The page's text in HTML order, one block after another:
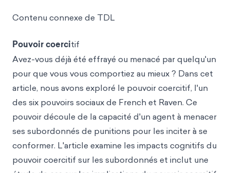
Contenu connexe de TDL
Pouvoir coercitif
Avez-vous déjà été effrayé ou menacé par quelqu'un
pour que vous vous comportiez au mieux ? Dans cet
article, nous avons exploré le pouvoir coercitif, l'un
des six pouvoirs sociaux de French et Raven. Ce
pouvoir découle de la capacité d'un agent à menacer
ses subordonnés de punitions pour les inciter à se
conformer. L'article examine les impacts cognitifs du
pouvoir coercitif sur les subordonnés et inclut une